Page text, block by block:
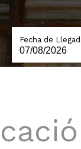
Fecha de